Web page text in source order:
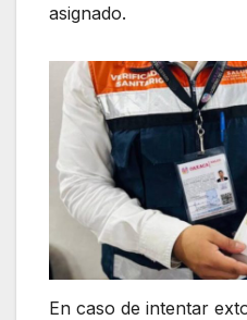
asignado.
En caso de intentar